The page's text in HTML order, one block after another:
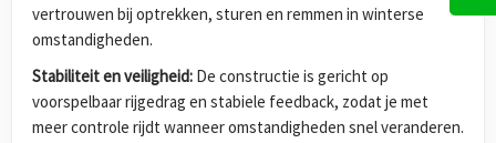
vertrouwen bij optrekken, sturen en remmen in winterse
omstandigheden.
Stabiliteit en veiligheid: De constructie is gericht op
voorspelbaar rijgedrag en stabiele feedback, zodat je met
meer controle rijdt wanneer omstandigheden snel veranderen.